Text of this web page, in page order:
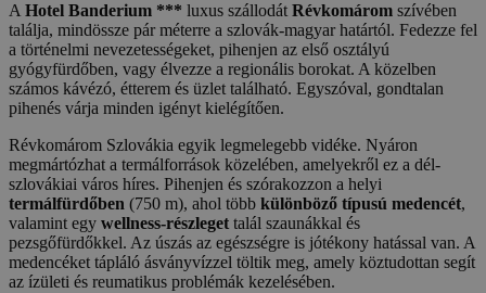
A Hotel Banderium *** luxus szállodát Révkomárom szívében
találja, mindössze pár méterre a szlovák-magyar határtól. Fedezze fel
a történelmi nevezetességeket, pihenjen az első osztályú
gyógyfürdőben, vagy élvezze a regionális borokat. A közelben
számos kávézó, étterem és üzlet található. Egyszóval, gondtalan
pihenés várja minden igényt kielégítően.
Révkomárom Szlovákia egyik legmelegebb vidéke. Nyáron
megmártózhat a termálforrások közelében, amelyekről ez a dél-
szlovákiai város híres. Pihenjen és szórakozzon a helyi
termálfürdőben (750 m), ahol több különböző típusú medencét,
valamint egy wellness-részleget talál szaunákkal és
pezsgőfürdőkkel. Az úszás az egészségre is jótékony hatással van. A
medencéket tápláló ásványvízzel töltik meg, amely köztudottan segít
az ízületi és reumatikus problémák kezelésében.